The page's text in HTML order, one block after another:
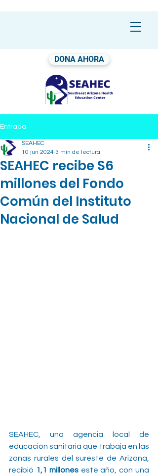
DONA AHORA
Entrada
SEAHEC recibe $6
millones del Fondo
Común del Instituto
Nacional de Salud
SEAHEC
10 jun 2024 3 min de lectura
SEAHEC, una agencia local de
educación sanitaria que trabaja en las
zonas rurales del sureste de Arizona,
recibió 1,1 millones este año, con una